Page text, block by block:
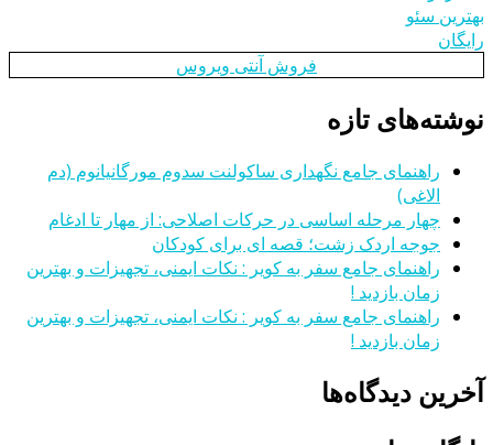
بهترین سئو
رایگان
فروش آنتی ویروس
نوشته‌های تازه
راهنمای جامع نگهداری ساکولنت سدوم مورگانیانوم (دم
الاغی)
چهار مرحله اساسی در حرکات اصلاحی: از مهار تا ادغام
جوجه اردک زشت؛ قصه ای برای کودکان
راهنمای جامع سفر به کویر : نکات ایمنی، تجهیزات و بهترین
زمان بازدید !
راهنمای جامع سفر به کویر : نکات ایمنی، تجهیزات و بهترین
زمان بازدید !
آخرین دیدگاه‌ها